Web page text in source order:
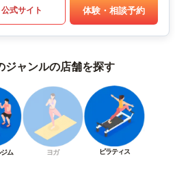
公式サイト 体験・相談予約
ジャンルの店舗を探す
ム ヨガ ピラティス